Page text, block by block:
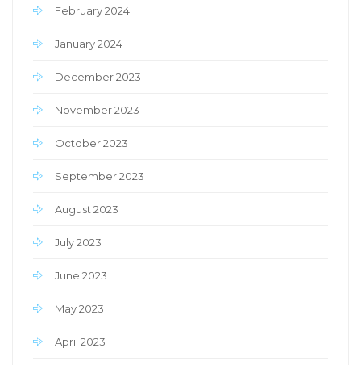
February 2024
January 2024
December 2023
November 2023
October 2023
September 2023
August 2023
July 2023
June 2023
May 2023
April 2023